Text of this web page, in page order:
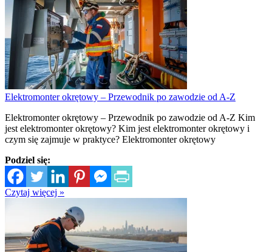
Elektromonter okrętowy – Przewodnik po zawodzie od A-Z
Elektromonter okrętowy – Przewodnik po zawodzie od A-Z Kim
jest elektromonter okrętowy? Kim jest elektromonter okrętowy i
czym się zajmuje w praktyce? Elektromonter okrętowy
Podziel się:
Czytaj więcej »